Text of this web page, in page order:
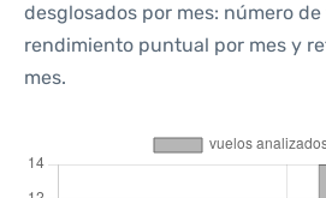
desglosados por mes: número
rendimiento puntual por mes y
mes.